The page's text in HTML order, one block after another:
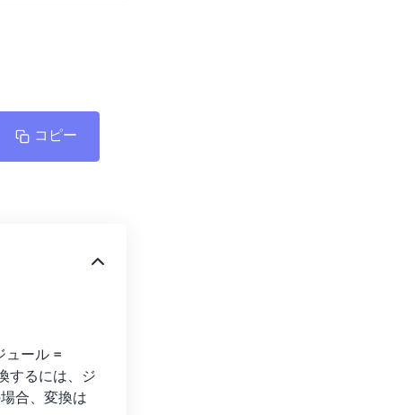
コピー
ュール =
するには、ジ
合、変換は